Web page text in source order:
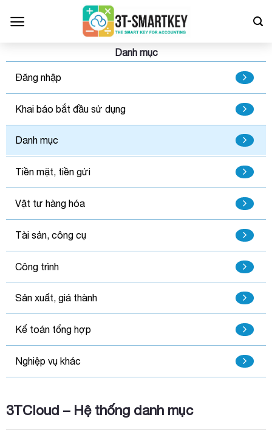
qua
Danh mục
Đăng nhập
Khai báo bắt đầu sử dụng
Danh mục
Tiền mặt, tiền gửi
Vật tư hàng hóa
Tài sản, công cụ
Công trình
Sản xuất, giá thành
Kế toán tổng hợp
Nghiệp vụ khác
3TCloud – Hệ thống danh mục